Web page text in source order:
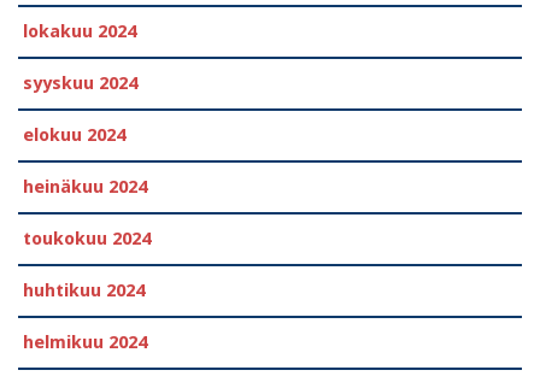
lokakuu 2024
syyskuu 2024
elokuu 2024
heinäkuu 2024
toukokuu 2024
huhtikuu 2024
helmikuu 2024